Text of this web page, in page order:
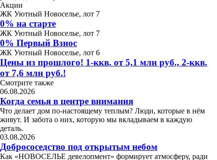
Акции
ЖК Уютный Новоселье, лот 7
0% на старте
ЖК Уютный Новоселье, лот 7
0% Первый Взнос
ЖК Уютный Новоселье, лот 6
Цены из прошлого! 1-ккв. от 5,1 млн руб., 2-ккв.
от 7,6 млн руб.!
Смотрите также
06.08.2026
Когда семья в центре внимания
Что делает дом по-настоящему теплым? Люди, которые в нём
живут. И забота о них, которую мы вкладываем в каждую
деталь.
03.08.2026
Добрососедство под открытым небом
Как «НОВОСЕЛЬЕ девелопмент» формирует атмосферу, ради